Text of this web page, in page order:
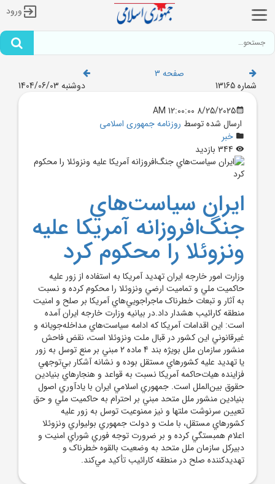
ورود
صفحه 3
شماره 13165
دوشنبه 1404/06/03
8/25/2025 12:00:00 AM
ارسال شده توسط روزنامه جمهوری اسلامی
خبر
ايران سياست‌هاي
جنگ‌افروزانه آمريکا عليه
ونزوئلا را محکوم کرد
وزارت امور خارجه ايران تهديد آمريکا به استفاده از زور عليه
حاکميت ملي و تماميت ارضي ونزوئلا را محکوم کرده و نسبت
به آثار و تبعات خطرناک ماجراجويي‌هاي آمريکا بر صلح و امنيت
منطقه کارائيب هشدار داد.در بيانيه وزارت خارجه ايران آمده
است: اين اقدامات آمريکا که ادامه سياست‌هاي مداخله‌جويانه و
غيرقانوني اين کشور در قبال ملت ونزوئلا است، نقض فاحش
منشور سازمان ملل بويژه بند 4 ماده 2 مبني بر منع توسل به زور
يا تهديد عليه کشورهاي مستقل بوده و نشانه آشکار بي‌توجهي
فزاينده هيات‌حاکمه آمريکا نسبت به قواعد و هنجارهاي بنيادين
حقوق بين‌الملل است. جمهوري اسلامي ايران با يادآوري اصول
بنيادين منشور ملل متحد مبني بر احترام به حاکميت ملي و حق
تعيين سرنوشت ملتها و نيز ممنوعيت توسل به زور عليه
کشورهاي مستقل، با ملت و دولت جمهوري بوليواري ونزوئلا
اعلام همبستگي کرده و بر ضرورت توجه فوري شوراي امنيت و
دبيرکل سازمان ملل متحد به وضعيت بالقوه خطرناک و
تهديدکننده صلح در منطقه کارائيب تأکيد مي‌کند.